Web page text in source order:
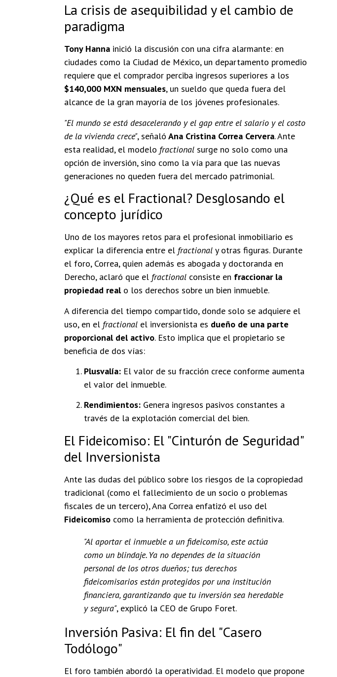
La crisis de asequibilidad y el cambio de
paradigma
Tony Hanna inició la discusión con una cifra alarmante: en
ciudades como la Ciudad de México, un departamento promedio
requiere que el comprador perciba ingresos superiores a los
$140,000 MXN mensuales, un sueldo que queda fuera del
alcance de la gran mayoría de los jóvenes profesionales.
"El mundo se está desacelerando y el gap entre el salario y el costo
de la vivienda crece", señaló Ana Cristina Correa Cervera. Ante
esta realidad, el modelo fractional surge no solo como una
opción de inversión, sino como la vía para que las nuevas
generaciones no queden fuera del mercado patrimonial.
¿Qué es el Fractional? Desglosando el
concepto jurídico
Uno de los mayores retos para el profesional inmobiliario es
explicar la diferencia entre el fractional y otras figuras. Durante
el foro, Correa, quien además es abogada y doctoranda en
Derecho, aclaró que el fractional consiste en fraccionar la
propiedad realo los derechos sobre un bien inmueble.
A diferencia del tiempo compartido, donde solo se adquiere el
uso, en el fractional el inversionista es dueño de una parte
proporcional del activo. Esto implica que el propietario se
beneficia de dos vías:
Plusvalía: El valor de su fracción crece conforme aumenta
el valor del inmueble.
Rendimientos: Genera ingresos pasivos constantes a
través de la explotación comercial del bien.
El Fideicomiso: El "Cinturón de Seguridad"
del Inversionista
Ante las dudas del público sobre los riesgos de la copropiedad
tradicional (como el fallecimiento de un socio o problemas
fiscales de un tercero), Ana Correa enfatizó el uso del
Fideicomiso como la herramienta de protección definitiva.
"Al aportar el inmueble a un fideicomiso, este actúa
como un blindaje. Ya no dependes de la situación
personal de los otros dueños; tus derechos
fideicomisarios están protegidos por una institución
financiera, garantizando que tu inversión sea heredable
y segura", explicó la CEO de Grupo Foret.
Inversión Pasiva: El fin del "Casero
Todólogo"
El foro también abordó la operatividad. El modelo que propone